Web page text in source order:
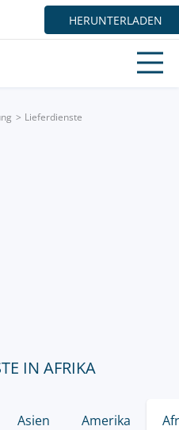
HERUNTERLADEN
Lieferdienste
IN AFRIKA
Asien Amerika